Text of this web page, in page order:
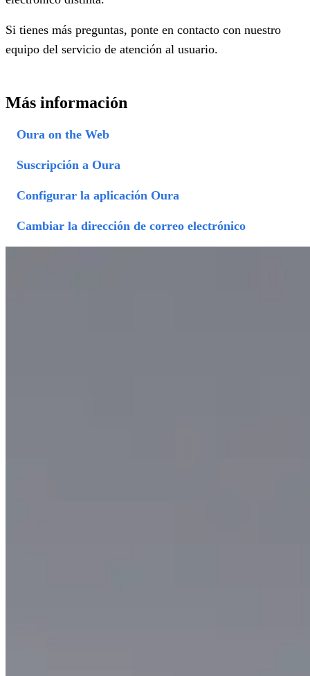
Si tienes más preguntas, ponte en contacto con nuestro
equipo del servicio de atención al usuario.
Más información
Oura on the Web
Suscripción a Oura
Configurar la aplicación Oura
Cambiar la dirección de correo electrónico